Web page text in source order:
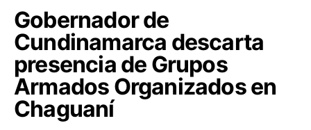
Gobernador de
Cundinamarca descarta
presencia de Grupos
Armados Organizados en
Chaguaní